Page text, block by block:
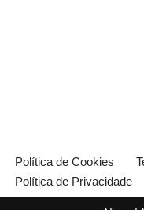
Política de Cookies
Política de Privacidade